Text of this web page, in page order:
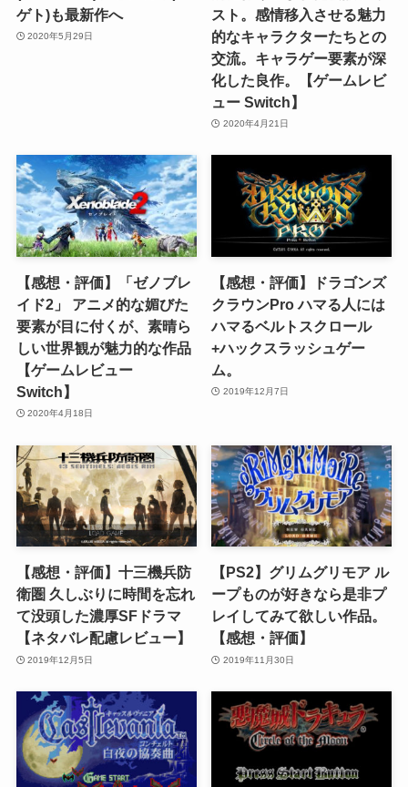
ゲト)も最新作へ
2020年5月29日
スト。感情移入させる魅力
的なキャラクターたちとの
交流。キャラゲー要素が深
化した良作。【ゲームレビ
ュー Switch】
2020年4月21日
【感想・評価】「ゼノブレ
イド2」 アニメ的な媚びた
要素が目に付くが、素晴ら
しい世界観が魅力的な作品
【ゲームレビュー
Switch】
2020年4月18日
【感想・評価】ドラゴンズ
クラウンPro ハマる人には
ハマるベルトスクロール
+ハックスラッシュゲー
ム。
2019年12月7日
【感想・評価】十三機兵防
衛圏 久しぶりに時間を忘れ
て没頭した濃厚SFドラマ
【ネタバレ配慮レビュー】
2019年12月5日
【PS2】グリムグリモア ル
ープものが好きなら是非プ
レイしてみて欲しい作品。
【感想・評価】
2019年11月30日